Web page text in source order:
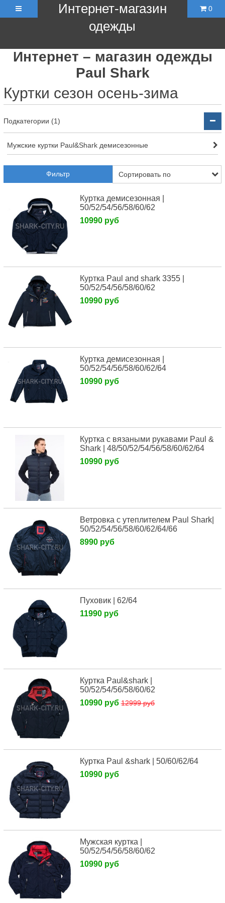
Интернет-магазин
одежды
0
Интернет – магазин одежды
Paul Shark
Куртки сезон осень-зима
Подкатегории (1)
Мужские куртки Paul&Shark демисезонные
Фильтр
Куртка демисезонная |
50/52/54/56/58/60/62
10990 руб
Куртка Paul and shark 3355 |
50/52/54/56/58/60/62
10990 руб
Куртка демисезонная |
50/52/54/56/58/60/62/64
10990 руб
Куртка с вязаными рукавами Paul &
Shark | 48/50/52/54/56/58/60/62/64
10990 руб
Ветровка с утеплителем Paul Shark|
50/52/54/56/58/60/62/64/66
8990 руб
Пуховик | 62/64
11990 руб
Куртка Paul&shark |
50/52/54/56/58/60/62
10990 руб12999 руб
Куртка Paul &shark | 50/60/62/64
10990 руб
Мужская куртка |
50/52/54/56/58/60/62
10990 руб